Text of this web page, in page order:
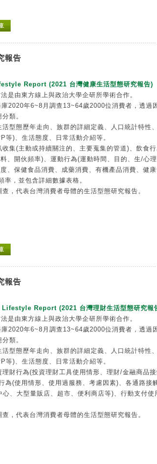
報告
Report (2021 台灣健康生活型態研究報告)
是由東方線上與政治大學企研所學術合作。
2020年6~8月調查13~64歲2000位消費者，透過
類。
型態歷年走向、族群的詳細定義、人口統計特性
)、生活態度、日常活動介紹等。
集(主動或持續關注的、主要蒐集的管道)、飲食行
、開伙頻率)、運動行為(運動時間、目的、生/心理
、保健食品消費、成藥消費、有機產品消費、健康
，並包含詳細數據表格。
，代表台灣消費者母體的生活型態研究報告。
報告
Report (2021 台灣理財生活型態研究報
是由東方線上與政治大學企研所學術合作。
2020年6~8月調查13~64歲2000位消費者，透過
類。
型態歷年走向、族群的詳細定義、人口統計特性
)、生活態度、日常活動介紹等。
財行為(投資理財工具使用情形、理財/金融商品
為(使用情形、使用過服務、考慮因素)、各通路接
、大型量販店、超市、便利商店等)、行動支付使
，代表台灣消費者母體的生活型態研究報告。